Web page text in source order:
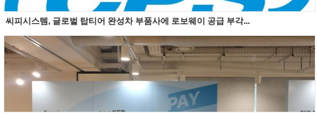
씨피시스템, 글로벌 탑티어 완성차 부품사에 로보웨이 공급 부각...